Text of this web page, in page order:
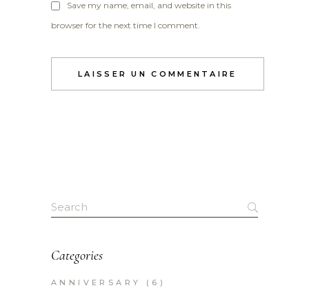
Save my name, email, and website in this
browser for the next time I comment.
Search
for:
Categories
ANNIVERSARY (6)